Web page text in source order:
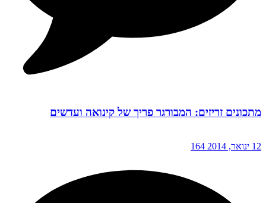
מתכונים זריזים: המבורגר פריך של קינואה ועדשים
12 ינואר, 2014 164